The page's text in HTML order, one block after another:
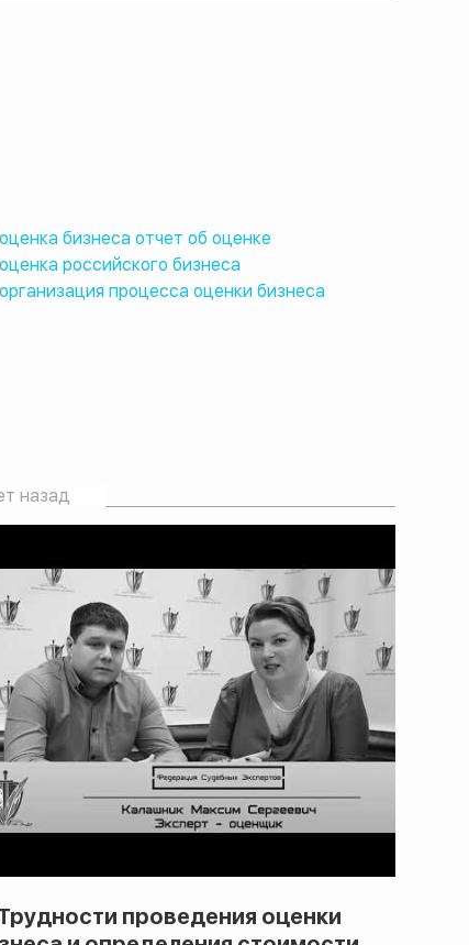
оценка бизнеса отчет об оценке
оценка российского бизнеса
организация процесса оценки бизнеса
назад
проведения оценки